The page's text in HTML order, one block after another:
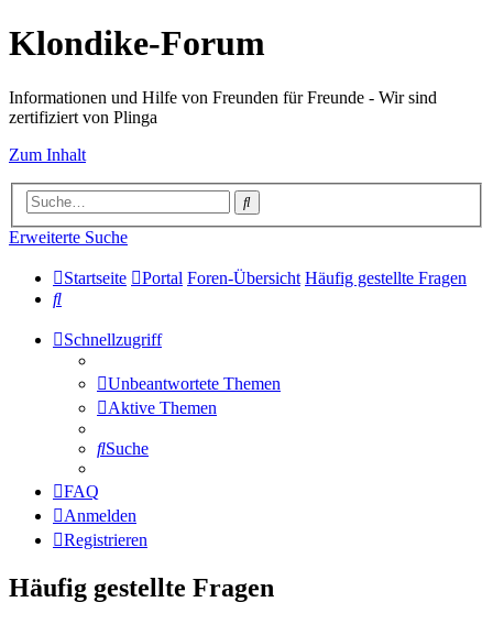
Klondike-Forum
Informationen und Hilfe von Freunden für Freunde - Wir sind
zertifiziert von Plinga
Zum Inhalt
Suche
Erweiterte Suche
Startseite Portal Foren-Übersicht Häufig gestellte Fragen
Suche
Schnellzugriff
Unbeantwortete Themen
Aktive Themen
Suche
FAQ
Anmelden
Registrieren
Häufig gestellte Fragen